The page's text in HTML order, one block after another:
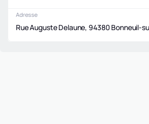
Adresse
Rue Auguste Delaune, 94380 Bonneuil-